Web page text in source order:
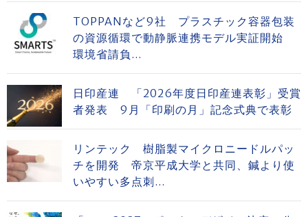
TOPPANなど9社 プラスチック容器包装
の資源循環で動静脈連携モデル実証開始
環境省請負...
日印産連 「2026年度日印産連表彰」受賞
者発表 9月「印刷の月」記念式典で表彰
リンテック 樹脂製マイクロニードルパッ
チを開発 帝京平成大学と共同、鍼より使
いやすい多点刺...